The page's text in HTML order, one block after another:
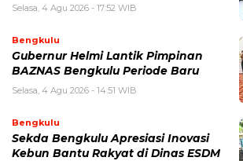
Selasa, 4 Agu 2026 - 17:52 WIB
Bengkulu
Gubernur Helmi Lantik Pimpinan
BAZNAS Bengkulu Periode Baru
Selasa, 4 Agu 2026 - 14:51 WIB
Bengkulu
Sekda Bengkulu Apresiasi Inovasi
Kebun Bantu Rakyat di Dinas ESDM